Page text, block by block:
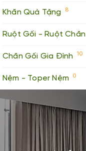
Khăn Quà Tặng 8
Ruột Gối - Ruột Chăn
Chăn Gối Gia Đình 10
Nệm - Toper Nệm 0